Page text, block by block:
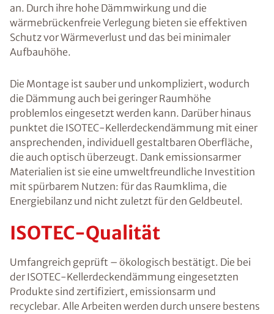
an. Durch ihre hohe Dämmwirkung und die
wärmebrückenfreie Verlegung bieten sie effektiven
Schutz vor Wärmeverlust und das bei minimaler
Aufbauhöhe.
Die Montage ist sauber und unkompliziert, wodurch
die Dämmung auch bei geringer Raumhöhe
problemlos eingesetzt werden kann. Darüber hinaus
punktet die ISOTEC-Kellerdeckendämmung mit einer
ansprechenden, individuell gestaltbaren Oberfläche,
die auch optisch überzeugt. Dank emissionsarmer
Materialien ist sie eine umweltfreundliche Investition
mit spürbarem Nutzen: für das Raumklima, die
Energiebilanz und nicht zuletzt für den Geldbeutel.
ISOTEC-Qualität
Umfangreich geprüft – ökologisch bestätigt. Die bei
der ISOTEC-Kellerdeckendämmung eingesetzten
Produkte sind zertifiziert, emissionsarm und
recyclebar. Alle Arbeiten werden durch unsere bestens